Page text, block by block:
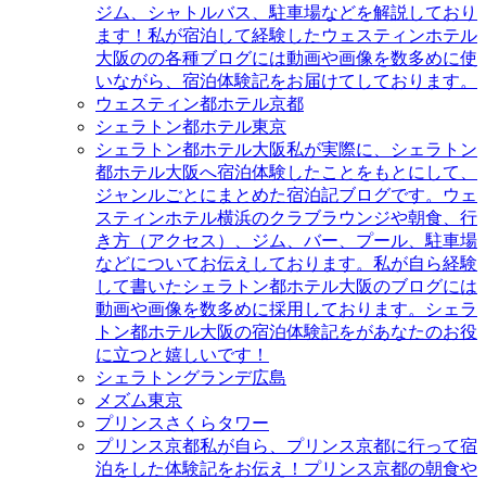
ジム、シャトルバス、駐車場などを解説しており
ます！私が宿泊して経験したウェスティンホテル
大阪のの各種ブログには動画や画像を数多めに使
いながら、宿泊体験記をお届けてしております。
ウェスティン都ホテル京都
シェラトン都ホテル東京
シェラトン都ホテル大阪私が実際に、シェラトン
都ホテル大阪へ宿泊体験したことをもとにして、
ジャンルごとにまとめた宿泊記ブログです。ウェ
スティンホテル横浜のクラブラウンジや朝食、行
き方（アクセス）、ジム、バー、プール、駐車場
などについてお伝えしております。私が自ら経験
して書いたシェラトン都ホテル大阪のブログには
動画や画像を数多めに採用しております。シェラ
トン都ホテル大阪の宿泊体験記をがあなたのお役
に立つと嬉しいです！
シェラトングランデ広島
メズム東京
プリンスさくらタワー
プリンス京都私が自ら、プリンス京都に行って宿
泊をした体験記をお伝え！プリンス京都の朝食や